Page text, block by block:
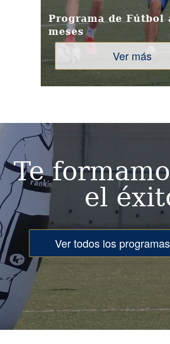
Ver más
Programa de Fútbol
meses
Image
Te
el
Ver todos los